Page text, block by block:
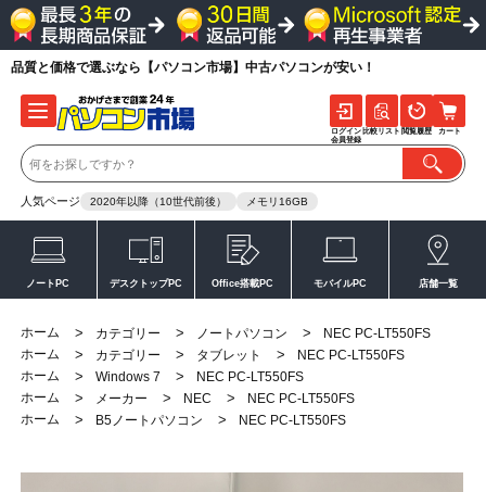
品質と価格で選ぶなら【パソコン市場】中古パソコンが安い！
人気ページ 2020年以降（10世代前後） メモリ16GB
ログイン
会員登録
比較リスト 閲覧履歴 カート
ノートPC デスクトップPC Office搭載PC モバイルPC 店舗一覧
ホーム > カテゴリー > ノートパソコン >
NEC PC-LT550FS
ホーム
> カテゴリー > タブレット >
NEC PC-LT550FS
ホーム
> Windows 7 >
NEC PC-LT550FS
ホーム
> メーカー > NEC >
NEC PC-LT550FS
ホーム
> B5ノートパソコン > NEC PC-LT550FS